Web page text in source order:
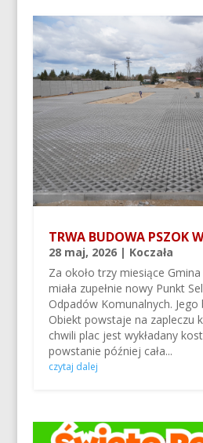
TRWA BUDOWA PSZOK
28 maj, 2026| Koczała
Za około trzy miesiące Gmina
miała zupełnie nowy Punkt
Odpadów Komunalnych.
Obiekt powstaje na zapleczu
chwili plac jest wykładany
powstanie później cała...
czytaj dalej